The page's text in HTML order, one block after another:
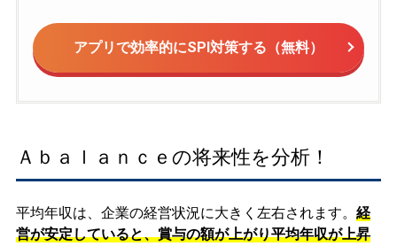
アプリで効率的にSPI対策する（無料）
Ａｂａｌａｎｃｅの将来性を分析！
平均年収は、企業の経営状況に大きく左右されます。 経
営が安定していると、賞与の額が上がり平均年収が上昇